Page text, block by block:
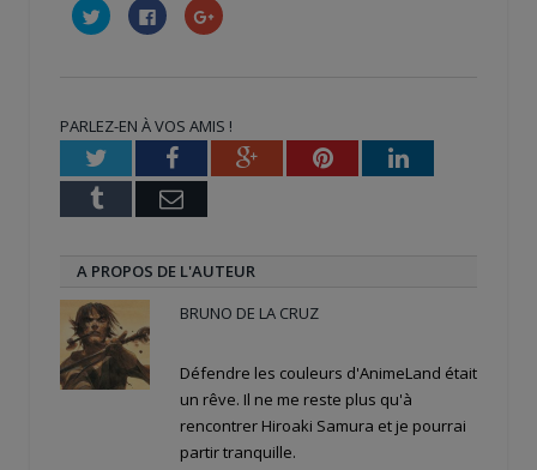
Cliquez
pour
partager
fenêtre)
Cliquez
pour
partager
fenêtre)
Cliquez
pour
nouvelle
fenêtre)
PARLEZ-EN À VOS AMIS !
TwitterFacebookGoogle+PinterestLinkedIn
Tumblr Email
A PROPOS DE L'AUTEUR
BRUNO DE LA CRUZ
Défendre les couleurs d'AnimeLand était
un rêve. Il ne me reste plus qu'à
rencontrer Hiroaki Samura et je pourrai
partir tranquille.